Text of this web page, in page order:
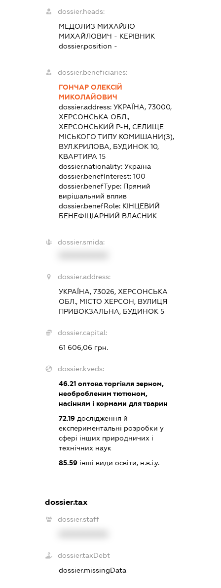
dossier.heads:
МЕДОЛИЗ МИХАЙЛО
МИХАЙЛОВИЧ - КЕРІВНИК
dossier.position -
dossier.beneficiaries:
ГОНЧАР ОЛЕКСІЙ
МИКОЛАЙОВИЧ
dossier.address: УКРАЇНА, 73000,
ХЕРСОНСЬКА ОБЛ.,
ХЕРСОНСЬКИЙ Р-Н, СЕЛИЩЕ
МІСЬКОГО ТИПУ КОМИШАНИ(З),
ВУЛ.КРИЛОВА, БУДИНОК 10,
КВАРТИРА 15
dossier.nationality: Україна
dossier.benefInterest: 100
dossier.benefType: Прямий
вирішальний вплив
dossier.benefRole: КІНЦЕВИЙ
БЕНЕФІЦІАРНИЙ ВЛАСНИК
dossier.smida:
dossier.address:
УКРАЇНА, 73026, ХЕРСОНСЬКА
ОБЛ., МІСТО ХЕРСОН, ВУЛИЦЯ
ПРИВОКЗАЛЬНА, БУДИНОК 5
dossier.capital:
61 606,06 грн.
dossier.kveds:
46.21оптова торгівля зерном,
необробленим тютюном,
насінням і кормами для тварин
72.19дослідження й
експериментальні розробки у
сфері інших природничих і
технічних наук
85.59інші види освіти, н.в.і.у.
dossier.tax
dossier.staff
dossier.taxDebt
dossier.missingData